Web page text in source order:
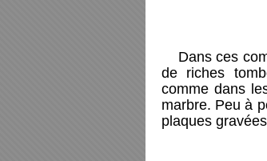
Dans ces
de riches
comme dans
marbre. Peu à
plaques